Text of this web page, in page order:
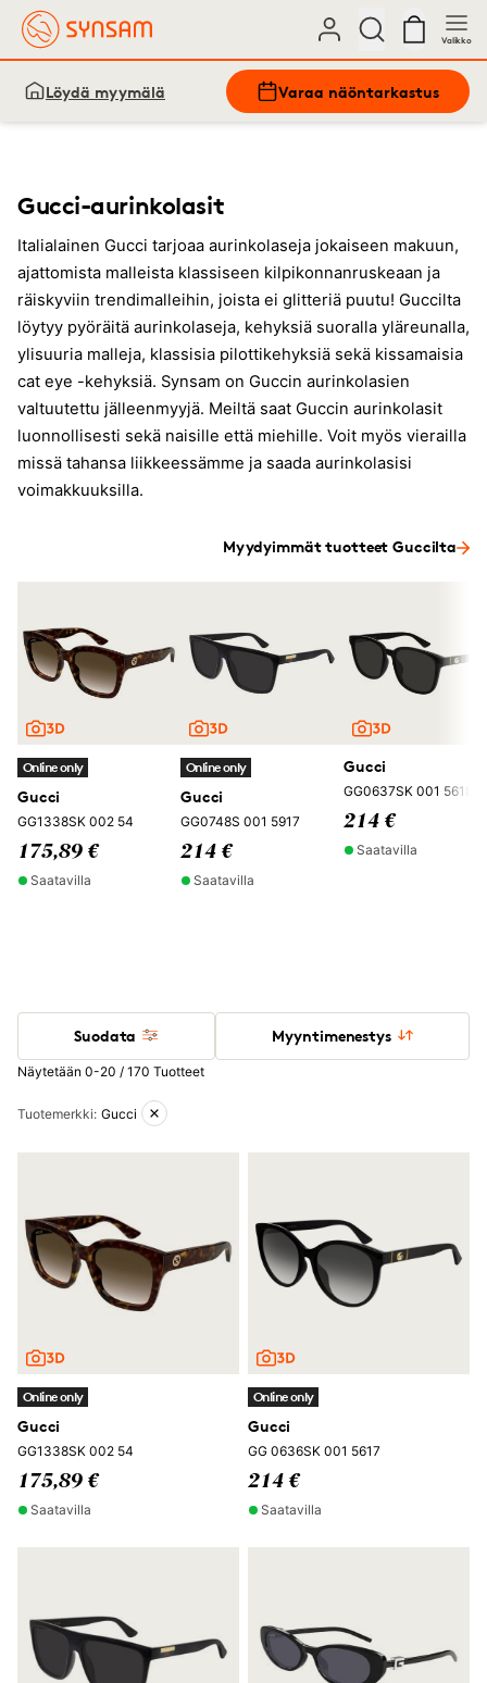
Valikko
Löydä myymälä Varaa näöntarkastus
Gucci-aurinkolasit
Italialainen Gucci tarjoaa aurinkolaseja jokaiseen makuun,
ajattomista malleista klassiseen kilpikonnanruskeaan ja
räiskyviin trendimalleihin, joista ei glitteriä puutu! Guccilta
löytyy pyöräitä aurinkolaseja, kehyksiä suoralla yläreunalla,
ylisuuria malleja, klassisia pilottikehyksiä sekä kissamaisia
cat eye -kehyksiä. Synsam on Guccin aurinkolasien
valtuutettu jälleenmyyjä. Meiltä saat Guccin aurinkolasit
luonnollisesti sekä naisille että miehille. Voit myös vierailla
missä tahansa liikkeessämme ja saada aurinkolasisi
voimakkuuksilla.
Myydyimmät tuotteet Guccilta
Online only
Gucci
GG1338SK 002 54
175,89 €
Saatavilla
Online only
Gucci
GG0748S 001 5917
214 €
Saatavilla
Gucci
GG0637SK 001 5618
214 €
Saatavilla
Suodata Myyntimenestys
Näytetään 0-20 / 170 Tuotteet
Aktiiviset suodattimet
Tuotemerkki: Gucci
Online only
Gucci
GG1338SK 002 54
175,89 €
Saatavilla
Online only
Gucci
GG 0636SK 001 5617
214 €
Saatavilla